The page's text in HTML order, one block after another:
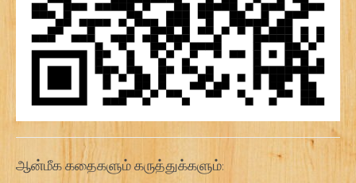
ஆன்மீக கதைகளும் கருத்துக்களும்: